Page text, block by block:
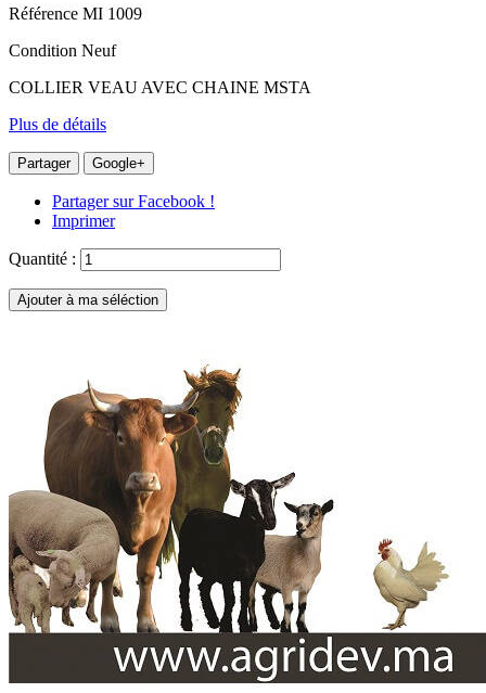
Référence MI 1009
Condition Neuf
COLLIER VEAU AVEC CHAINE MSTA
Plus de détails
Partager Google+
Partager sur Facebook !
Imprimer
Quantité :
Ajouter à ma séléction